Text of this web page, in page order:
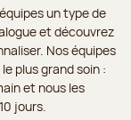
un type de
et découvrez
Nos équipes
plus grand soin :
et nous les
jours.